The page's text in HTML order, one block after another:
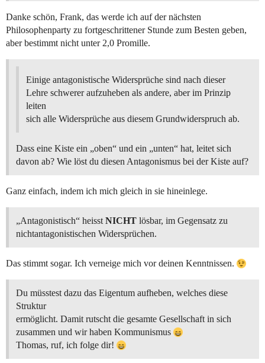
Danke schön, Frank, das werde ich auf der nächsten
Philosophenparty zu fortgeschrittener Stunde zum Besten geben,
aber bestimmt nicht unter 2,0 Promille.
Einige antagonistische Widersprüche sind nach dieser
Lehre schwerer aufzuheben als andere, aber im Prinzip
leiten
sich alle Widersprüche aus diesem Grundwiderspruch ab.
Dass eine Kiste ein „oben“ und ein „unten“ hat, leitet sich
davon ab? Wie löst du diesen Antagonismus bei der Kiste auf?
Ganz einfach, indem ich mich gleich in sie hineinlege.
„Antagonistisch“ heisst NICHT lösbar, im Gegensatz zu
nichtantagonistischen Widersprüchen.
Das stimmt sogar. Ich verneige mich vor deinen Kenntnissen.
Du müsstest dazu das Eigentum aufheben, welches diese
Struktur
ermöglicht. Damit rutscht die gesamte Gesellschaft in sich
zusammen und wir haben Kommunismus
Thomas, ruf, ich folge dir!